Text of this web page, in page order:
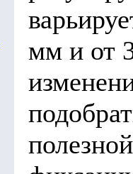
мм и от